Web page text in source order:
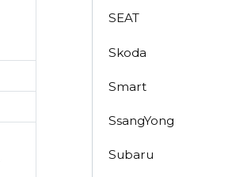
SEAT
Skoda
Smart
SsangYong
Subaru